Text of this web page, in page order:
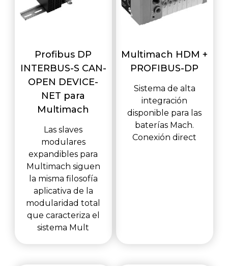
Profibus DP
INTERBUS-S CAN-
OPEN DEVICE-
NET para
Multimach
Las slaves
modulares
expandibles para
Multimach siguen
la misma filosofía
aplicativa de la
modularidad total
que caracteriza el
sistema Mult
Multimach HDM +
PROFIBUS-DP
Sistema de alta
integración
disponible para las
baterías Mach.
Conexión direct